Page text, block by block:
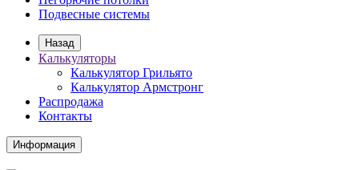
Подвесные системы
Назад
Калькуляторы
Калькулятор Грильято
Калькулятор Армстронг
Распродажа
Контакты
Информация